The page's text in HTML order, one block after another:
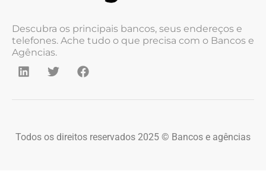
Descubra os principais bancos, seus endereços e
telefones. Ache tudo o que precisa com o Bancos e
Agências.
Todos os direitos reservados 2025 © Bancos e agências